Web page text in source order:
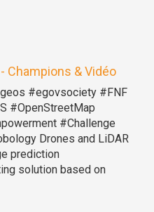
Champions & Vidéo
#egovsociety #FNF
#OpenStreetMap
#Challenge
Drones and LiDAR
prediction
solution based on